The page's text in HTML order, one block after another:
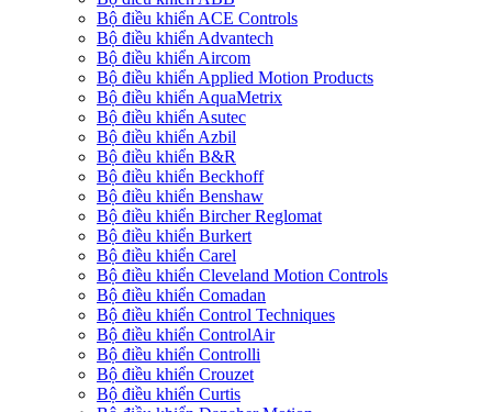
Bộ điều khiển ACE Controls
Bộ điều khiển Advantech
Bộ điều khiển Aircom
Bộ điều khiển Applied Motion Products
Bộ điều khiển AquaMetrix
Bộ điều khiển Asutec
Bộ điều khiển Azbil
Bộ điều khiển B&R
Bộ điều khiển Beckhoff
Bộ điều khiển Benshaw
Bộ điều khiển Bircher Reglomat
Bộ điều khiển Burkert
Bộ điều khiển Carel
Bộ điều khiển Cleveland Motion Controls
Bộ điều khiển Comadan
Bộ điều khiển Control Techniques
Bộ điều khiển ControlAir
Bộ điều khiển Controlli
Bộ điều khiển Crouzet
Bộ điều khiển Curtis